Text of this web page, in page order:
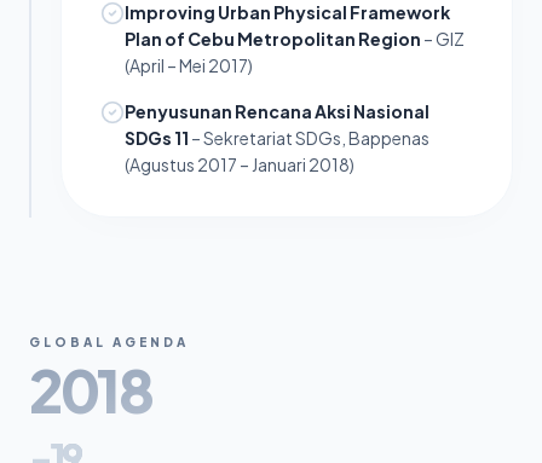
Improving Urban Physical Framework
Plan of Cebu Metropolitan Region – GIZ
(April – Mei 2017)
Penyusunan Rencana Aksi Nasional
SDGs 11 – Sekretariat SDGs, Bappenas
(Agustus 2017 – Januari 2018)
GLOBAL AGENDA
2018